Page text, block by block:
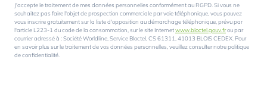
J'accepte le traitement de mes données personnelles conformément au RGPD. Si vous ne
souhaitez pas faire l'objet de prospection commerciale par voie téléphonique, vous pouvez
vous inscrire gratuitement sur la liste d'opposition au démarchage téléphonique, prévu par
l'article L223-1 du code de la consommation, sur le site Internetwww.bloctel.gouv.frou par
courrier adressé à : Société Worldline, Service Bloctel, CS 61311, 41013 BLOIS CEDEX. Pour
en savoir plus sur le traitement de vos données personnelles, veuillez consulter notre politique
de confidentialité.